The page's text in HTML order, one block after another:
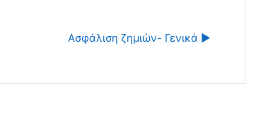
Ασφάλιση ζημιών- Γενικά ▶︎